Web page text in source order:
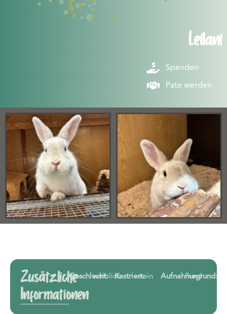
Leilani
Spenden
Pate werden
Zusätzliche
Informationen
Geschlecht:weiblichKastriert:nein Aufnahmegrund:
Fund